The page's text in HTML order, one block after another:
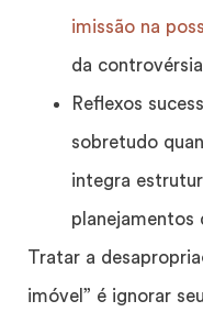
imissão na
da
Reflexos
sobretudo
integra
planejamentos
Tratar a
imóvel” é ignorar